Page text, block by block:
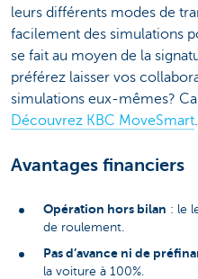
leurs différents modes de
facilement des simulations
se fait au moyen de la
préférez laisser vos
simulations eux-mêmes? Ca
Découvrez KBC MoveSmart.
Avantages financiers
Opération hors bilan : le
de roulement.
Pas d’avance ni de
la voiture à 100%.